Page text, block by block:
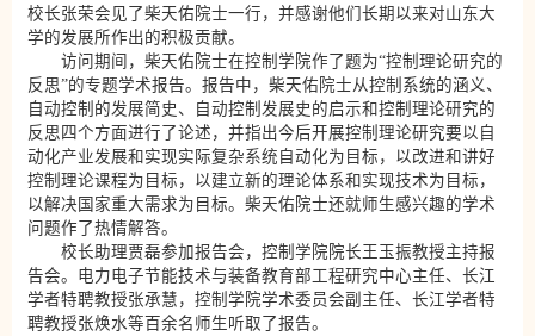
校长张荣会见了柴天佑院士一行，并感谢他们长期以来对山东大
学的发展所作出的积极贡献。
访问期间，柴天佑院士在控制学院作了题为“控制理论研究的
反思”的专题学术报告。报告中，柴天佑院士从控制系统的涵义、
自动控制的发展简史、自动控制发展史的启示和控制理论研究的
反思四个方面进行了论述，并指出今后开展控制理论研究要以自
动化产业发展和实现实际复杂系统自动化为目标，以改进和讲好
控制理论课程为目标，以建立新的理论体系和实现技术为目标，
以解决国家重大需求为目标。柴天佑院士还就师生感兴趣的学术
问题作了热情解答。
校长助理贾磊参加报告会，控制学院院长王玉振教授主持报
告会。电力电子节能技术与装备教育部工程研究中心主任、长江
学者特聘教授张承慧，控制学院学术委员会副主任、长江学者特
聘教授张焕水等百余名师生听取了报告。